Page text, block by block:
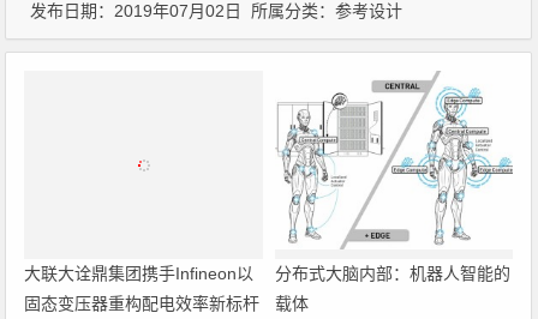
发布日期：2019年07月02日 所属分类：参考设计
大联大诠鼎集团携手Infineon以
固态变压器重构配电效率新标杆
分布式大脑内部：机器人智能的
载体